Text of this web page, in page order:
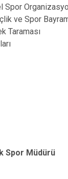
Spor
ve Spor
Taraması
Spor Müdürü